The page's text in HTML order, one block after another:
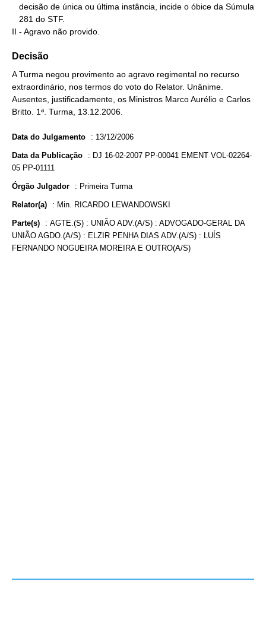
II - Agravo não provido.
Decisão
A Turma negou provimento ao agravo regimental no recurso
extraordinário, nos termos do voto do Relator. Unânime.
Ausentes, justificadamente, os Ministros Marco Aurélio e Carlos
Britto. 1ª. Turma, 13.12.2006.
Data do Julgamento : 13/12/2006
Data da Publicação : DJ 16-02-2007 PP-00041 EMENT VOL-02264-
05 PP-01111
Órgão Julgador : Primeira Turma
Relator(a) : Min. RICARDO LEWANDOWSKI
Parte(s) : AGTE.(S) : UNIÃO ADV.(A/S) : ADVOGADO-GERAL DA
UNIÃO AGDO.(A/S) : ELZIR PENHA DIAS ADV.(A/S) : LUÍS
FERNANDO NOGUEIRA MOREIRA E OUTRO(A/S)